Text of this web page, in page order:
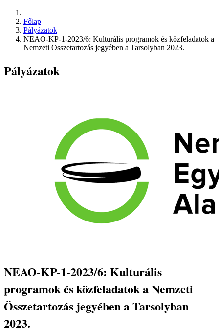
Főlap
Pályázatok
NEAO-KP-1-2023/6: Kulturális programok és közfeladatok a
Nemzeti Összetartozás jegyében a Tarsolyban 2023.
Pályázatok
NEAO-KP-1-2023/6: Kulturális
programok és közfeladatok a Nemzeti
Összetartozás jegyében a Tarsolyban
2023.